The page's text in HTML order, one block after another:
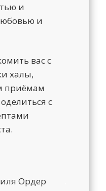
и
и
вас с
халы,
приёмам
с
Ордер